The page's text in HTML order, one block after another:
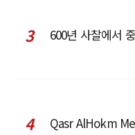
3
4